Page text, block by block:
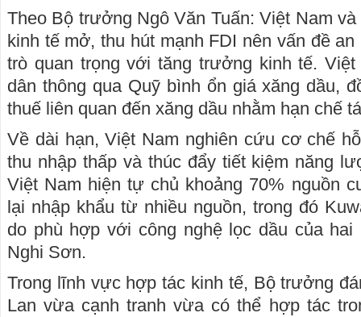
Theo Bộ trưởng Ngô Văn Tuấn: Việt Nam
kinh tế mở, thu hút mạnh FDI nên vấn đề
trò quan trọng với tăng trưởng kinh tế.
dân thông qua Quỹ bình ổn giá xăng dầu,
thuế liên quan đến xăng dầu nhằm hạn chế
Về dài hạn, Việt Nam nghiên cứu cơ chế
thu nhập thấp và thúc đẩy tiết kiệm năng
Việt Nam hiện tự chủ khoảng 70% nguồn
lại nhập khẩu từ nhiều nguồn, trong đó
do phù hợp với công nghệ lọc dầu của hai
Nghi Sơn.
Trong lĩnh vực hợp tác kinh tế, Bộ trưởng
Lan vừa cạnh tranh vừa có thể hợp tác